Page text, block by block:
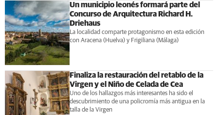
Un municipio leonés formará parte del
Concurso de Arquitectura Richard H.
Driehaus
La localidad comparte protagonismo en esta edición
con Aracena (Huelva) y Frigiliana (Málaga)
Finaliza la restauración del retablo de la
Virgen y el Niño de Celada de Cea
Uno de los hallazgos más interesantes ha sido el
descubrimiento de una policromía más antigua en la
talla de la Virgen